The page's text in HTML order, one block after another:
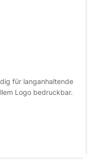
für langanhaltende
Logo bedruckbar.